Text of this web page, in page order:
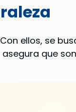
ellos, se
asegura que